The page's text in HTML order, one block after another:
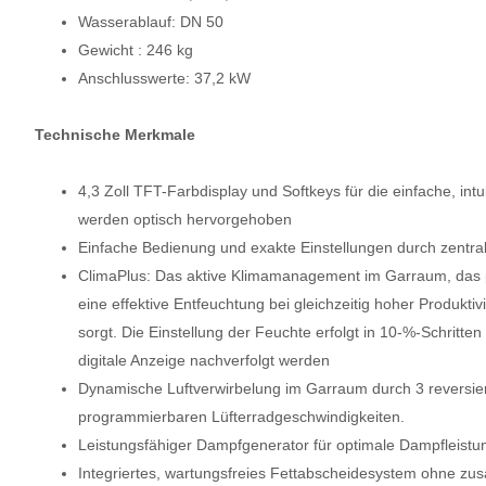
Wasserablauf: DN 50
Gewicht : 246 kg
Anschlusswerte: 37,2 kW
Technische Merkmale
4,3 Zoll TFT-Farbdisplay und Softkeys für die einfache,
werden optisch hervorgehoben
Einfache Bedienung und exakte Einstellungen durch
ClimaPlus: Das aktive Klimamanagement im Garraum,
eine effektive Entfeuchtung bei gleichzeitig hoher
sorgt. Die Einstellung der Feuchte erfolgt in 10-%-
digitale Anzeige nachverfolgt werden
Dynamische Luftverwirbelung im Garraum durch 3
programmierbaren Lüfterradgeschwindigkeiten.
Leistungsfähiger Dampfgenerator für optimale
Integriertes, wartungsfreies Fettabscheidesystem ohne